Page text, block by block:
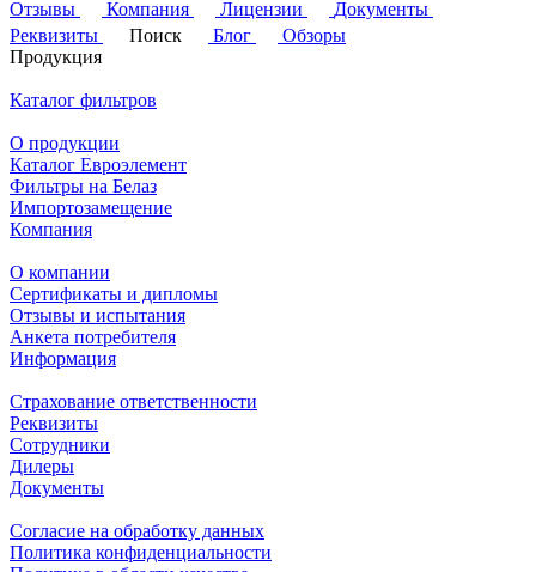
Отзывы
Компания Лицензии
Документы
Реквизиты
Поиск Блог
Обзоры
Продукция
Каталог фильтров
О продукции
Каталог Евроэлемент
Фильтры на Белаз
Импортозамещение
Компания
О компании
Сертификаты и дипломы
Отзывы и испытания
Анкета потребителя
Информация
Страхование ответственности
Реквизиты
Сотрудники
Дилеры
Документы
Согласие на обработку данных
Политика конфиденциальности